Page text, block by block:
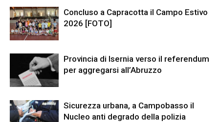
Concluso a Capracotta il Campo Estivo
2026 [FOTO]
Provincia di Isernia verso il referendum
per aggregarsi all’Abruzzo
Sicurezza urbana, a Campobasso il
Nucleo anti degrado della polizia